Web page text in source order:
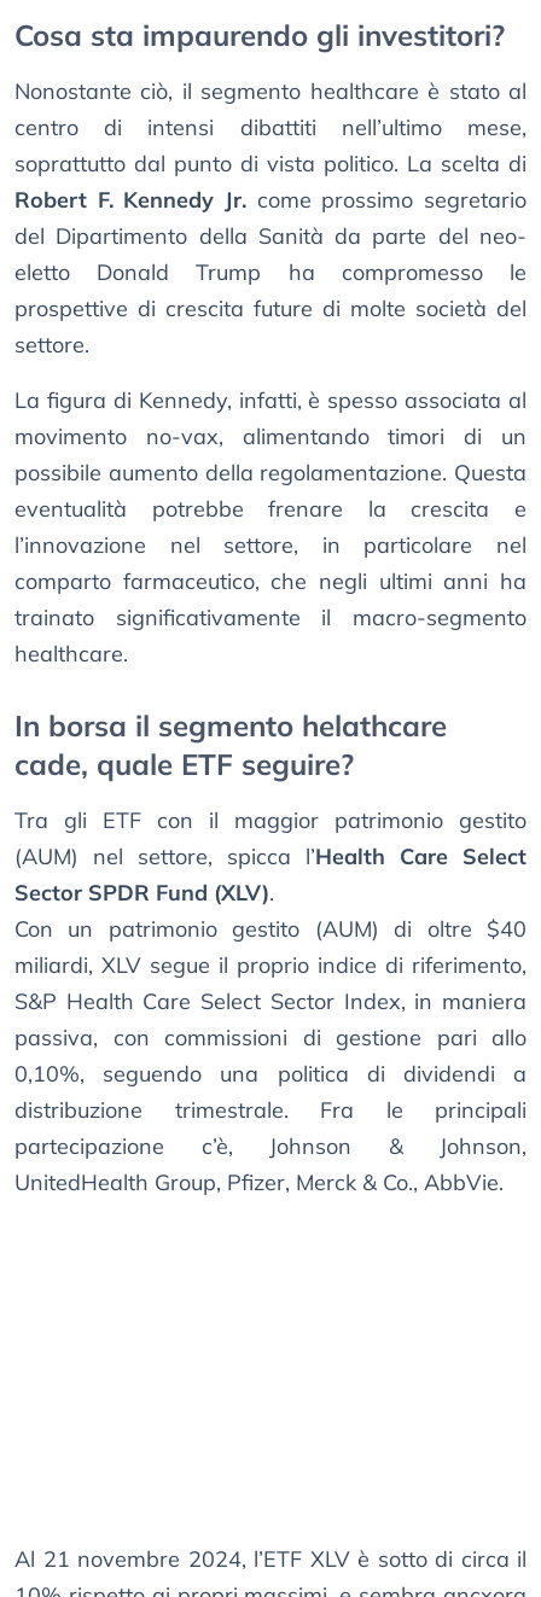
Cosa sta impaurendo gli investitori?
Nonostante ciò, il segmento healthcare è stato al
centro di intensi dibattiti nell’ultimo mese,
soprattutto dal punto di vista politico. La scelta di
Robert F. Kennedy Jr. come prossimo segretario
del Dipartimento della Sanità da parte del neo-
eletto Donald Trump ha compromesso le
prospettive di crescita future di molte società del
settore.
La figura di Kennedy, infatti, è spesso associata al
movimento no-vax, alimentando timori di un
possibile aumento della regolamentazione. Questa
eventualità potrebbe frenare la crescita e
l’innovazione nel settore, in particolare nel
comparto farmaceutico, che negli ultimi anni ha
trainato significativamente il macro-segmento
healthcare.
In borsa il segmento helathcare
cade, quale ETF seguire?
Tra gli ETF con il maggior patrimonio gestito
(AUM) nel settore, spicca l’Health Care Select
Sector SPDR Fund (XLV).
Con un patrimonio gestito (AUM) di oltre $40
miliardi, XLV segue il proprio indice di riferimento,
S&P Health Care Select Sector Index, in maniera
passiva, con commissioni di gestione pari allo
0,10%, seguendo una politica di dividendi a
distribuzione trimestrale. Fra le principali
partecipazione c’è, Johnson & Johnson,
UnitedHealth Group, Pfizer, Merck & Co., AbbVie.
Al 21 novembre 2024, l’ETF XLV è sotto di circa il